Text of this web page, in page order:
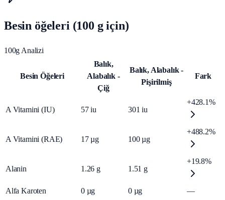
Besin öğeleri (100 g için)
100g Analizi
Besin Öğeleri
Balık,
Alabalık -
Çiğ
Balık, Alabalık -
Pişirilmiş
Fark
A Vitamini (IU) 57 iu 301 iu
+428.1%
A Vitamini (RAE) 17 µg 100 µg
+488.2%
Alanin 1.26 g 1.51 g
+19.8%
Alfa Karoten 0 µg 0 µg —